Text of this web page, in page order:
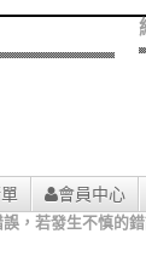
會員中心
，若發生不慎的